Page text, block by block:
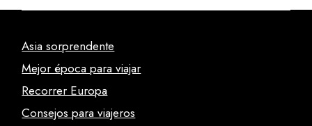
Asia sorprendente
Mejor época para viajar
Recorrer Europa
Consejos para viajeros